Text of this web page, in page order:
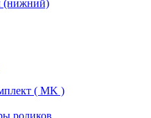
(нижний)
( MK )
роликов